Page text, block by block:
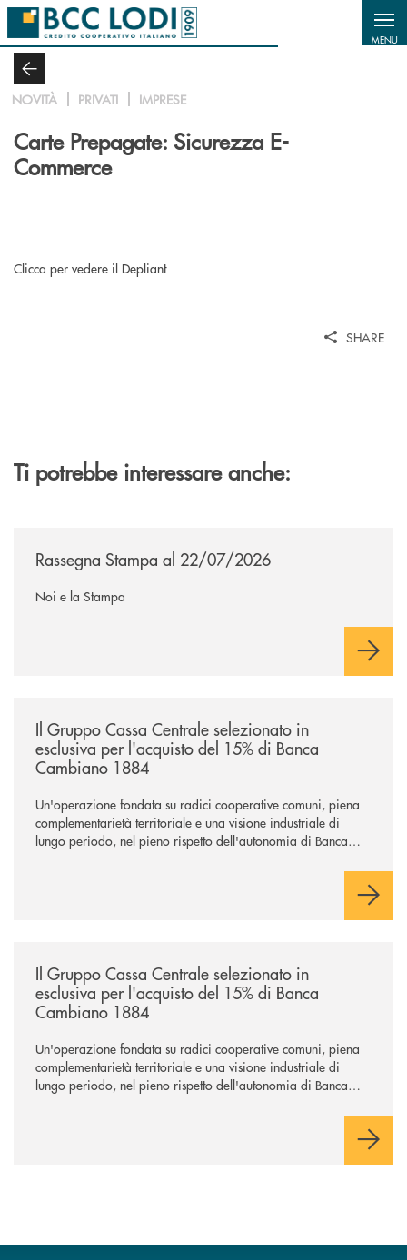
Salta al contenuto principale
MENU
NOVITÀ PRIVATI IMPRESE
Carte Prepagate: Sicurezza E-
Commerce
Clicca per vedere il Depliant
SHARE
Ti potrebbe interessare anche:
Rassegna Stampa al 22/07/2026
Noi e la Stampa
Il Gruppo Cassa Centrale selezionato in
esclusiva per l'acquisto del 15% di Banca
Cambiano 1884
Un'operazione fondata su radici cooperative comuni, piena
complementarietà territoriale e una visione industriale di
lungo periodo, nel pieno rispetto dell'autonomia di Banca
negoziazione esclusiva per la finalizzazione dell’operazione.
Il Gruppo Cassa Centrale selezionato in
esclusiva per l'acquisto del 15% di Banca
Cambiano 1884
Un'operazione fondata su radici cooperative comuni, piena
complementarietà territoriale e una visione industriale di
lungo periodo, nel pieno rispetto dell'autonomia di Banca
negoziazione esclusiva per la finalizzazione dell’operazione.